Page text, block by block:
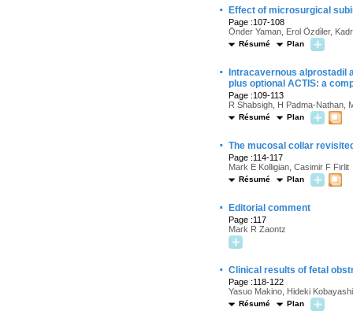
· Effect of microsurgical
Page :107-108
Önder Yaman, Erol Özdi̇ler,
Résumé Plan
·
Intracavernous alprostadil
plus optional ACTIS: a
Page :109-113
R Shabsigh, H Padma-Nathan,
Résumé Plan
· The mucosal collar
Page :114-117
Mark E Kolligian, Casimir F Firlit
Résumé Plan
· Editorial comment
Page :117
Mark R Zaontz
· Clinical results of fetal
Page :118-122
Yasuo Makino, Hideki
Résumé Plan